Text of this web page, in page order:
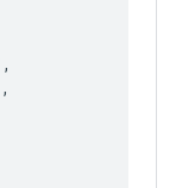
,
,